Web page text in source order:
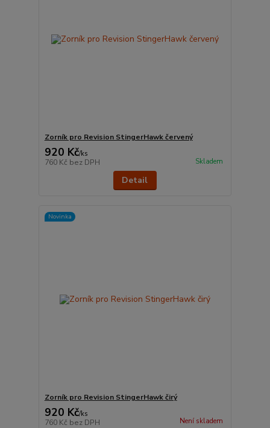
Zorník pro Revision StingerHawk červený
920 Kč/ks
760 Kč bez DPH Skladem
Detail
Novinka
Zorník pro Revision StingerHawk čirý
920 Kč/ks
760 Kč bez DPH Není skladem